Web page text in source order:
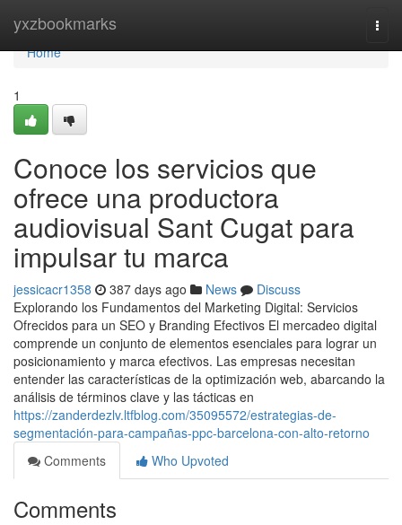
yxzbookmarks
Home
Home
1
Conoce los servicios que
ofrece una productora
audiovisual Sant Cugat para
impulsar tu marca
jessicacr1358 387 days ago News
Discuss
Explorando los Fundamentos del Marketing Digital: Servicios
Ofrecidos para un SEO y Branding Efectivos El mercadeo digital
comprende un conjunto de elementos esenciales para lograr un
posicionamiento y marca efectivos. Las empresas necesitan
entender las características de la optimización web, abarcando la
análisis de términos clave y las tácticas en
https://zanderdezlv.ltfblog.com/35095572/estrategias-de-
segmentación-para-campañas-ppc-barcelona-con-alto-retorno
Comments
Who Upvoted
Comments